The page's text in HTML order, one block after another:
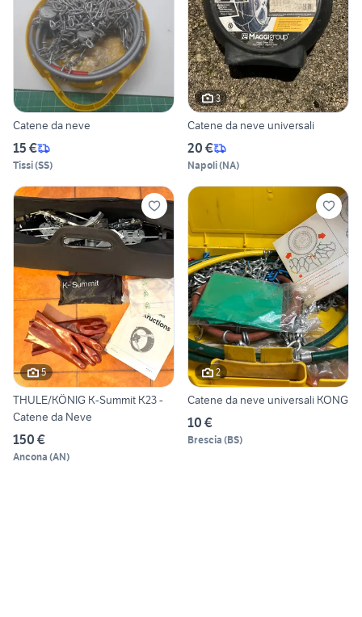
Catene da neve
15 €
Tissi(SS)
3
Catene da neve universali
20 €
Napoli(NA)
5
THULE/KÖNIG K-Summit K23 -
Catene da Neve
150 €
Ancona (AN)
2
Catene da neve universali KONG
10 €
Brescia (BS)